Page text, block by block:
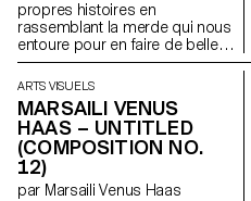
convergent.
propres histoires en
rassemblant la merde qui nous
entoure pour en faire de belles
structures tout en dégradant
des nuances de bruns, beige,
noir, ocre, kaki, qu’elle peut
nous offrir. Parce que quand les
larmes ne sortent plus, tout finit
de sortir par les fesses. Et on a
plus rien d’autre à faire que de
partir à la quête de l’amour.
ARTS VISUELS
MARSAILI VENUS
HAAS – UNTITLED
(COMPOSITION NO.
12)
par Marsaili Venus Haas